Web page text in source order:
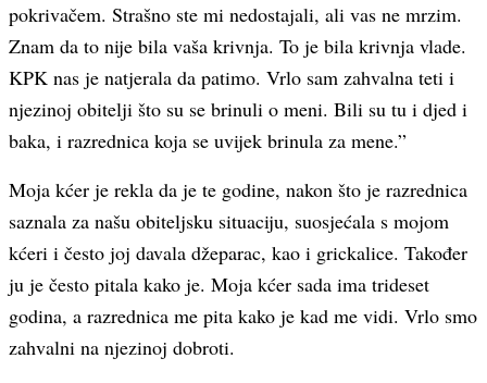
pokrivačem. Strašno ste mi nedostajali, ali vas ne mrzim.
Znam da to nije bila vaša krivnja. To je bila krivnja vlade.
KPK nas je natjerala da patimo. Vrlo sam zahvalna teti i
njezinoj obitelji što su se brinuli o meni. Bili su tu i djed i
baka, i razrednica koja se uvijek brinula za mene.”
Moja kćer je rekla da je te godine, nakon što je razrednica
saznala za našu obiteljsku situaciju, suosjećala s mojom
kćeri i često joj davala džeparac, kao i grickalice. Također
ju je često pitala kako je. Moja kćer sada ima trideset
godina, a razrednica me pita kako je kad me vidi. Vrlo smo
zahvalni na njezinoj dobroti.